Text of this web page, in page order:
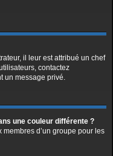
il leur est attribué un chef
contactez
un message privé.
une couleur différente ?
membres d’un groupe pour les